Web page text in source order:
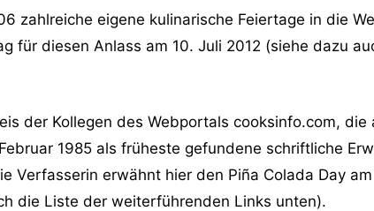
zahlreiche eigene kulinarische Feiertage in die
für diesen Anlass am 10. Juli 2012 (siehe dazu
der Kollegen des Webportals cooksinfo.com, die
1985 als früheste gefundene schriftliche
Verfasserin erwähnt hier den Piña Colada Day
die Liste der weiterführenden Links unten).